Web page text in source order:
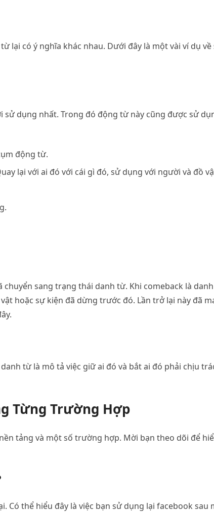
lại có ý nghĩa khác nhau. Dưới đây là một vài ví dụ về
dụng nhất. Trong đó động từ này cũng được sử
động từ.
lại với ai đó với cái gì đó, sử dụng với người và đồ
sang trạng thái danh từ. Khi comeback là
hoặc sự kiện đã dừng trước đó. Lần trở lại này đã
từ là mô tả việc giữ ai đó và bắt ai đó phải chịu
Từng Trường Hợp
tảng và một số trường hợp. Mời bạn theo dõi để
Có thể hiểu đây là việc bạn sử dụng lại facebook sau